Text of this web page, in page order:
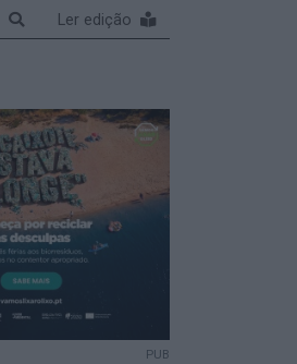
Ler edição
PUB